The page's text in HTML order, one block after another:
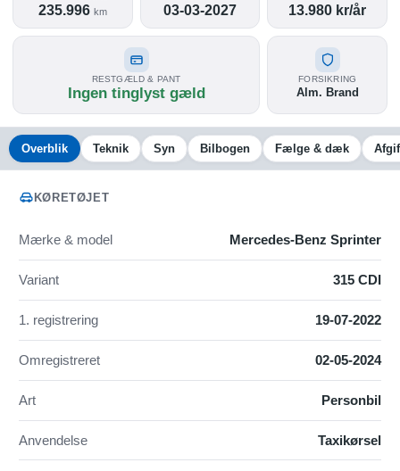
235.996 km 03-03-2027 13.980 kr/år
RESTGÆLD & PANT
Ingen tinglyst gæld
FORSIKRING
Alm. Brand
Overblik Teknik Syn Bilbogen Fælge & dæk
KØRETØJET
Mærke & model Mercedes-Benz Sprinter
Variant 315 CDI
1. registrering 19-07-2022
Omregistreret 02-05-2024
Art Personbil
Anvendelse Taxikørsel